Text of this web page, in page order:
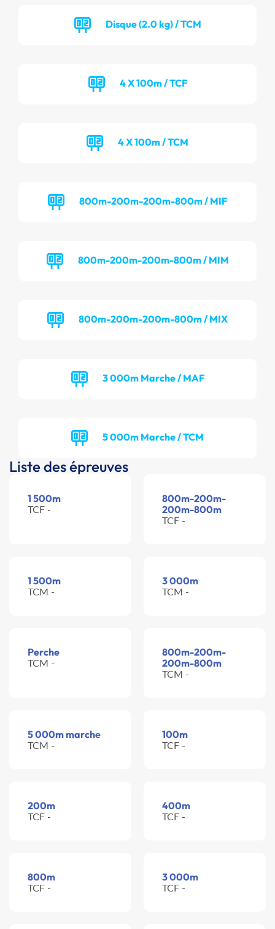
Disque (2.0 kg) / TCM
4 X 100m / TCF
4 X 100m / TCM
800m-200m-200m-800m / MIF
800m-200m-200m-800m / MIM
800m-200m-200m-800m / MIX
3 000m Marche / MAF
5 000m Marche / TCM
Liste des épreuves
1 500m
TCF -
800m-200m-
200m-800m
TCF -
1 500m
TCM -
3 000m
TCM -
Perche
TCM -
800m-200m-
200m-800m
TCM -
5 000m marche
TCM -
100m
TCF -
200m
TCF -
400m
TCF -
800m
TCF -
3 000m
TCF -